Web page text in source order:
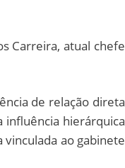
Carreira, atual chefe
de relação direta
hierárquica
ao gabinete